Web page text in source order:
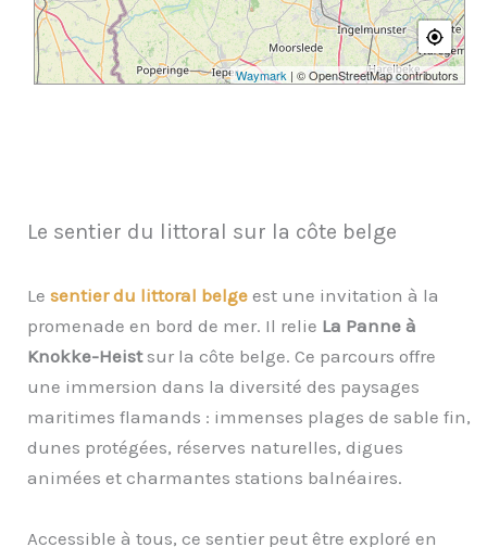
Waymark| © OpenStreetMap contributors
Le sentier du littoral sur la côte belge
Le sentier du littoral belge est une invitation à la
promenade en bord de mer. Il relie La Panne à
Knokke-Heistsur la côte belge. Ce parcours offre
une immersion dans la diversité des paysages
maritimes flamands : immenses plages de sable fin,
dunes protégées, réserves naturelles, digues
animées et charmantes stations balnéaires.
Accessible à tous, ce sentier peut être exploré en